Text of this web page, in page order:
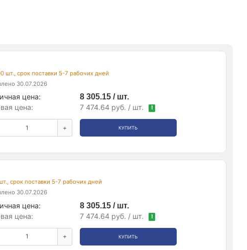
шт., срок поставки 5-7 рабочих дней
30.07.2026
цена:
8 305.15 / шт.
цена:
7 474.64 руб. / шт. !
+ КУПИТЬ
срок поставки 5-7 рабочих дней
30.07.2026
цена:
8 305.15 / шт.
цена:
7 474.64 руб. / шт. !
+ КУПИТЬ